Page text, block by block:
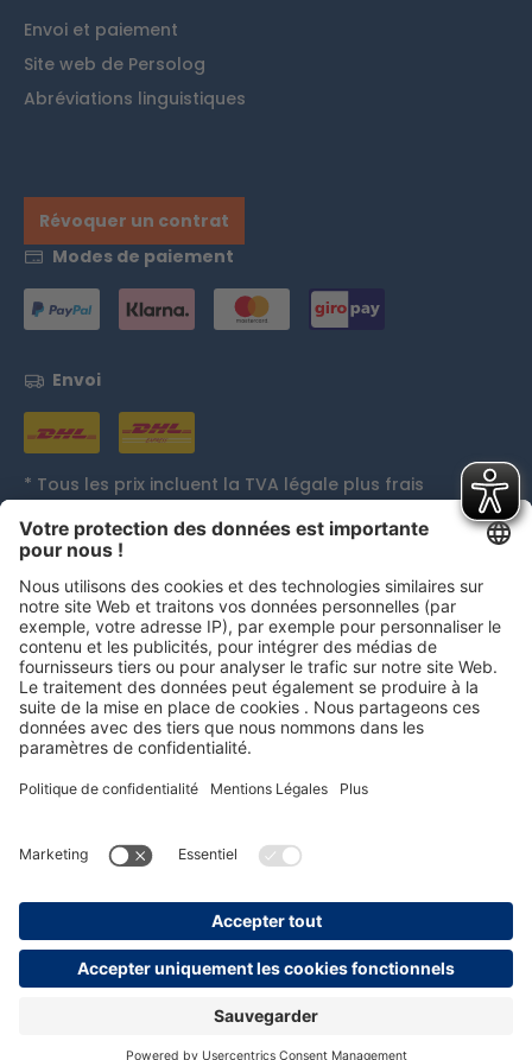
Envoi et paiement
Site web de Persolog
Abréviations linguistiques
Révoquer un contrat
Modes de paiement
Envoi
* Tous les prix incluent la TVA légale plus frais
remboursement, sauf indication contraire.
Distinctions
persolog GmbH
mail@persolog.com
+49 7232 3699-0
CGV
Protection des
Mentions
légales
Accessibilité